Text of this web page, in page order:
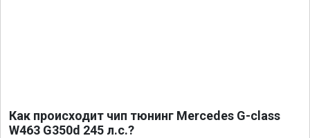
Как происходит чип тюнинг Mercedes G-class
W463 G350d 245 л.с.?